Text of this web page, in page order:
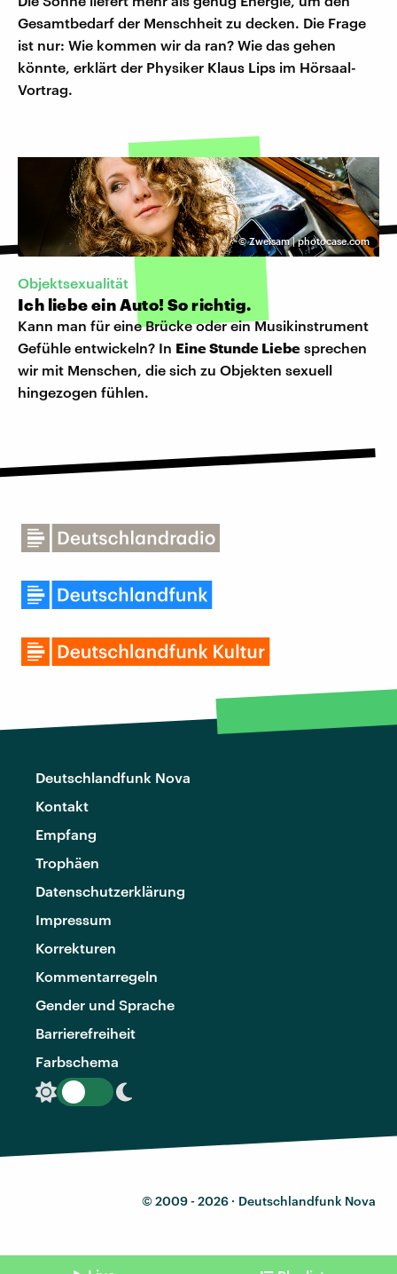
Gesamtbedarf der Menschheit zu decken. Die Frage
ist nur: Wie kommen wir da ran? Wie das gehen
könnte, erklärt der Physiker Klaus Lips im Hörsaal-
Vortrag.
©Zweisam | photocase.com
Objektsexualität
Ich liebe ein Auto! So richtig.
Kann man für eine Brücke oder ein Musikinstrument
Gefühle entwickeln? In Eine Stunde Liebe sprechen
wir mit Menschen, die sich zu Objekten sexuell
hingezogen fühlen.
Deutschlandfunk Nova
Kontakt
Empfang
Trophäen
Datenschutzerklärung
Impressum
Korrekturen
Kommentarregeln
Gender und Sprache
Barrierefreiheit
Farbschema
© 2009 - 2026 · Deutschlandfunk Nova